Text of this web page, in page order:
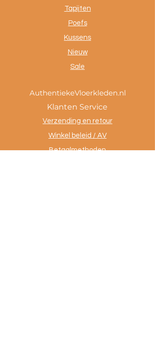
Tapijten
Poefs
Kussens
Nieuw
Sale
AuthentiekeVloerkleden.nl
Klanten Service
Verzending en retour
Winkel beleid / AV
Betaalmethoden